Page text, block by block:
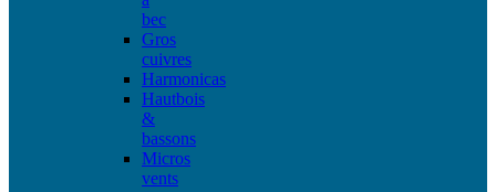
bec
Gros
cuivres
Harmonicas
Hautbois
&
bassons
Micros
vents